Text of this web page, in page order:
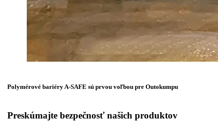
Polymérové bariéry A-SAFE sú prvou voľbou pre Outokumpu
Preskúmajte bezpečnosť našich produktov